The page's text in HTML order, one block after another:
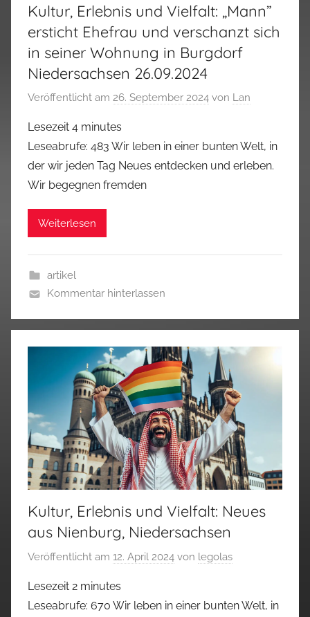
Kultur, Erlebnis und Vielfalt: „Mann”
ersticht Ehefrau und verschanzt sich
in seiner Wohnung in Burgdorf
Niedersachsen 26.09.2024
Veröffentlicht am 26. September 2024 von Lan
Lesezeit 4 minutes
Leseabrufe: 483 Wir leben in einer bunten Welt, in
der wir jeden Tag Neues entdecken und erleben.
Wir begegnen fremden
Weiterlesen
artikel
Kommentar hinterlassen
Kultur, Erlebnis und Vielfalt: Neues
aus Nienburg, Niedersachsen
Veröffentlicht am 12. April 2024 von legolas
Lesezeit 2 minutes
Leseabrufe: 670 Wir leben in einer bunten Welt, in